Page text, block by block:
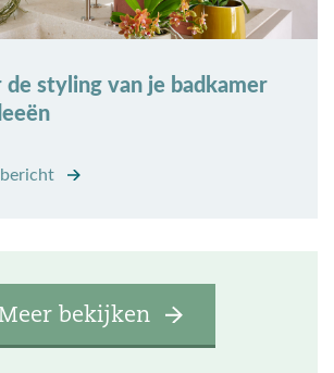
styling van je badkamer
bekijken